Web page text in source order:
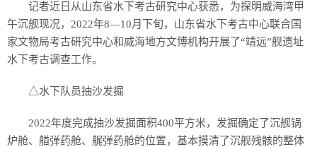
记者近日从山东省水下考古研究中心获悉，为探明威海湾甲
午沉舰现况，2022年8—10月下旬，山东省水下考古中心联合国
家文物局考古研究中心和威海地方文博机构开展了“靖远”舰遗址
水下考古调查工作。
△水下队员抽沙发掘
2022年度完成抽沙发掘面积400平方米，发掘确定了沉舰锅
炉舱、艏弹药舱、艉弹药舱的位置，基本摸清了沉舰残骸的整体